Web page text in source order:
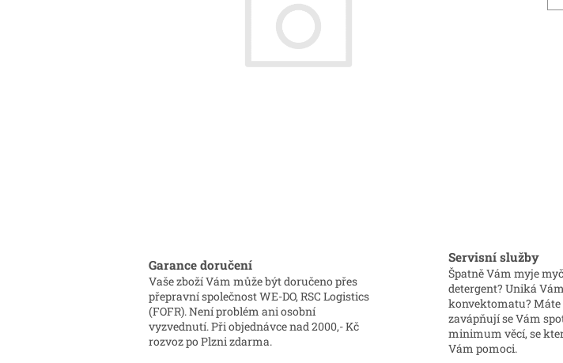
Garance doručení
Vaše zboží Vám může být doručeno přes
přepravní společnost WE-DO, RSC Logistics
(FOFR). Není problém ani osobní
vyzvednutí. Při objednávce nad 2000,- Kč
rozvoz po Plzni zdarma.
Servisní služby
Špatně Vám myje
detergent? Uniká
konvektomatu?
zavápňují se Vám
minimum věcí, se
Vám pomoci.